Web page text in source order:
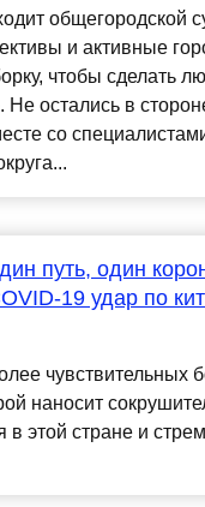
общегородской
и активные
чтобы сделать
Не остались в
со
путь, один
19 удар по
чувствительных
наносит
в этой стране и